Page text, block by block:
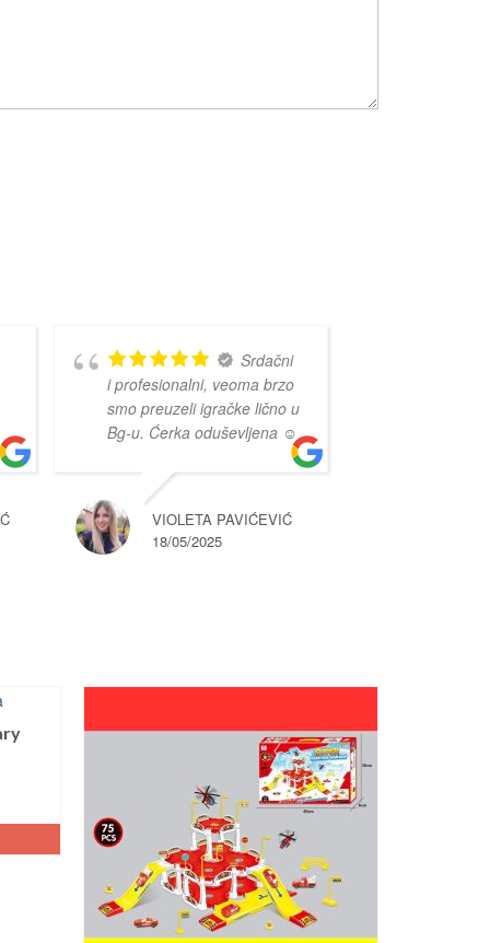
Srdačni
i profesionalni, veoma brzo
smo preuzeli igračke lično u
Bg-u. Ćerka oduševljena ☺️
VIOLETA PAVIĆEVIĆ
18/05/2025